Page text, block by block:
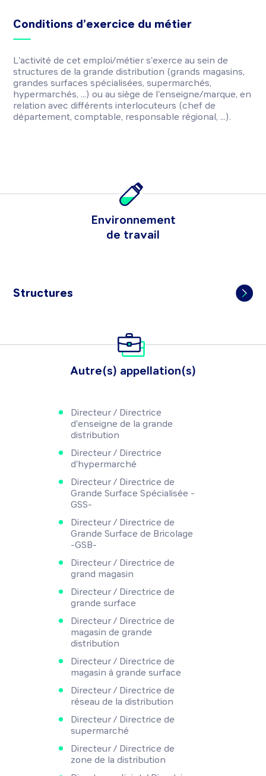
Conditions d’exercice du métier
L'activité de cet emploi/métier s'exerce au sein de
structures de la grande distribution (grands magasins,
grandes surfaces spécialisées, supermarchés,
hypermarchés, ...) ou au siège de l'enseigne/marque, en
relation avec différents interlocuteurs (chef de
département, comptable, responsable régional, ...).
Environnement
de travail
Structures
Autre(s) appellation(s)
Directeur / Directrice
d'enseigne de la grande
distribution
Directeur / Directrice
d'hypermarché
Directeur / Directrice de
Grande Surface Spécialisée -
GSS-
Directeur / Directrice de
Grande Surface de Bricolage
-GSB-
Directeur / Directrice de
grand magasin
Directeur / Directrice de
grande surface
Directeur / Directrice de
magasin de grande
distribution
Directeur / Directrice de
magasin à grande surface
Directeur / Directrice de
réseau de la distribution
Directeur / Directrice de
supermarché
Directeur / Directrice de
zone de la distribution